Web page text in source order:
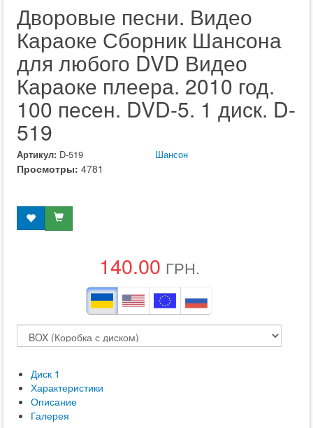
Дворовые песни. Видео
Караоке Сборник Шансона
для любого DVD Видео
Караоке плеера. 2010 год.
100 песен. DVD-5. 1 диск. D-
519
Артикул: D-519 Шансон
Просмотры: 4781
140.00 ГРН.
Диск 1
Характеристики
Описание
Галерея